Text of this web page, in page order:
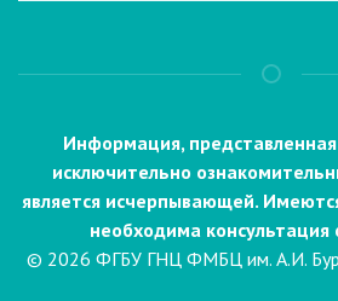
Информация, представленная
исключительно
является исчерпывающей.
необходима консультация
© 2026 ФГБУ ГНЦ ФМБЦ им. А.И.